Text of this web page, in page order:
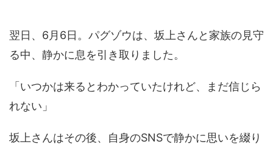
翌日、6月6日。パグゾウは、坂上さんと家族の見守
る中、静かに息を引き取りました。
「いつかは来るとわかっていたけれど、まだ信じら
れない」
坂上さんはその後、自身のSNSで静かに思いを綴り